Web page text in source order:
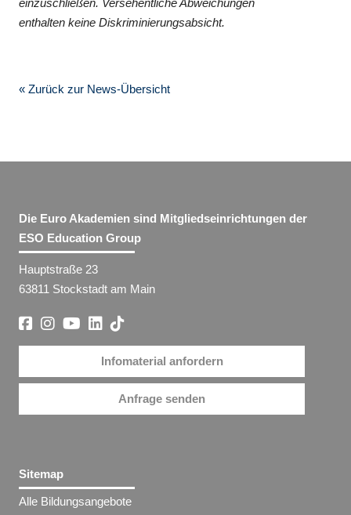
enthalten keine Diskriminierungsabsicht.
« Zurück zur News-Übersicht
Die Euro Akademien sind Mitgliedseinrichtungen der
ESO Education Group
Hauptstraße 23
63811 Stockstadt am Main
Infomaterial anfordern
Anfrage senden
Sitemap
Alle Bildungsangebote